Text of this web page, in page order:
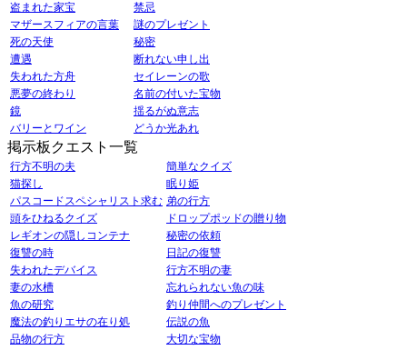
盗まれた家宝
禁忌
マザースフィアの言葉
謎のプレゼント
死の天使
秘密
遭遇
断れない申し出
失われた方舟
セイレーンの歌
悪夢の終わり
名前の付いた宝物
鏡
揺るがぬ意志
バリーとワイン
どうか光あれ
掲示板クエスト一覧
行方不明の夫
簡単なクイズ
猫探し
眠り姫
パスコードスペシャリスト求む 弟の行方
頭をひねるクイズ
ドロップポッドの贈り物
レギオンの隠しコンテナ
秘密の依頼
復讐の時
日記の復讐
失われたデバイス
行方不明の妻
妻の水槽
忘れられない魚の味
魚の研究
釣り仲間へのプレゼント
魔法の釣りエサの在り処
伝説の魚
品物の行方
大切な宝物